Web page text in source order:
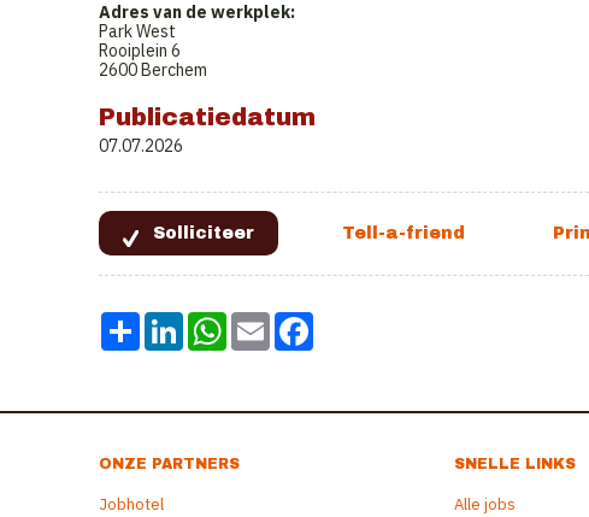
Adres van de werkplek:
Park West
Rooiplein 6
2600 Berchem
Publicatiedatum
07.07.2026
Share LinkedInWhatsApp
Email
ONZE PARTNERS
Jobhotel
SNELLE LINKS
Alle jobs